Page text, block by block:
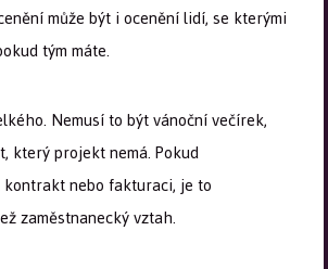
může být i ocenění lidí, se kterými
tým máte.
Nemusí to být vánoční večírek,
který projekt nemá. Pokud
nebo fakturaci, je to
zaměstnanecký vztah.